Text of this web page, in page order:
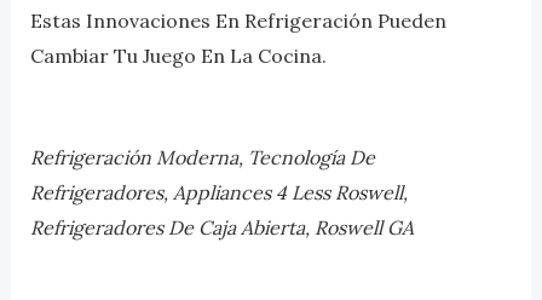
Estas Innovaciones En Refrigeración Pueden
Cambiar Tu Juego En La Cocina.
Refrigeración Moderna, Tecnología De
Refrigeradores, Appliances 4 Less Roswell,
Refrigeradores De Caja Abierta, Roswell GA